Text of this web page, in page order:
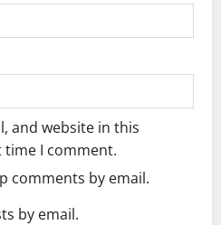
and website in this
I comment.
comments by email.
by email.